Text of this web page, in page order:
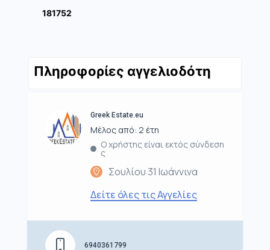
181752
Πληροφορίες αγγελιοδότη
Greek Estate.eu
Μέλος από: 2 έτη
Ο χρήστης είναι εκτός σύνδεση
ς
Σουλίου 31 Ιωάννινα
Δείτε όλες τις Αγγελίες
6940361799